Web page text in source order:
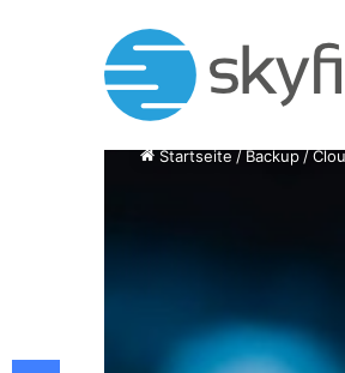
Startseite/Backup/
Facebook